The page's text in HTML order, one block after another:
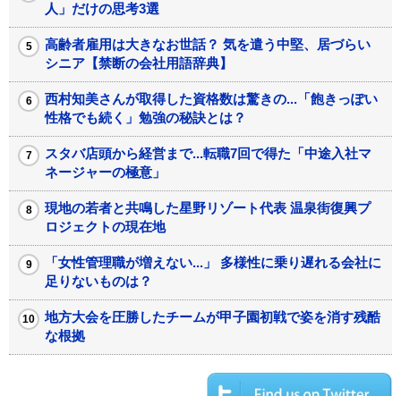
人」だけの思考3選
高齢者雇用は大きなお世話？ 気を遣う中堅、居づらい
シニア【禁断の会社用語辞典】
西村知美さんが取得した資格数は驚きの...「飽きっぽい
性格でも続く」勉強の秘訣とは？
スタバ店頭から経営まで...転職7回で得た「中途入社マ
ネージャーの極意」
現地の若者と共鳴した星野リゾート代表 温泉街復興プ
ロジェクトの現在地
「女性管理職が増えない...」 多様性に乗り遅れる会社に
足りないものは？
地方大会を圧勝したチームが甲子園初戦で姿を消す残酷
な根拠